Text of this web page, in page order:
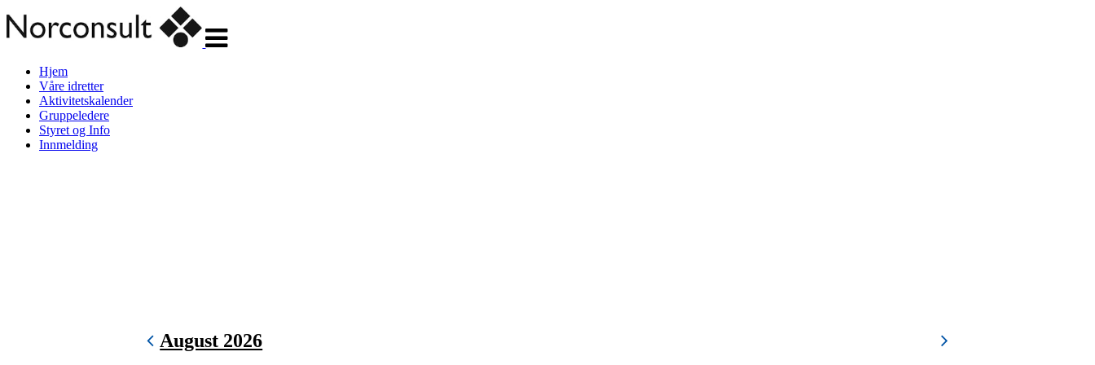
navigasjon
Hjem
Våre idretter
Aktivitetskalender
Gruppeledere
Styret og Info
Innmelding
August 2026